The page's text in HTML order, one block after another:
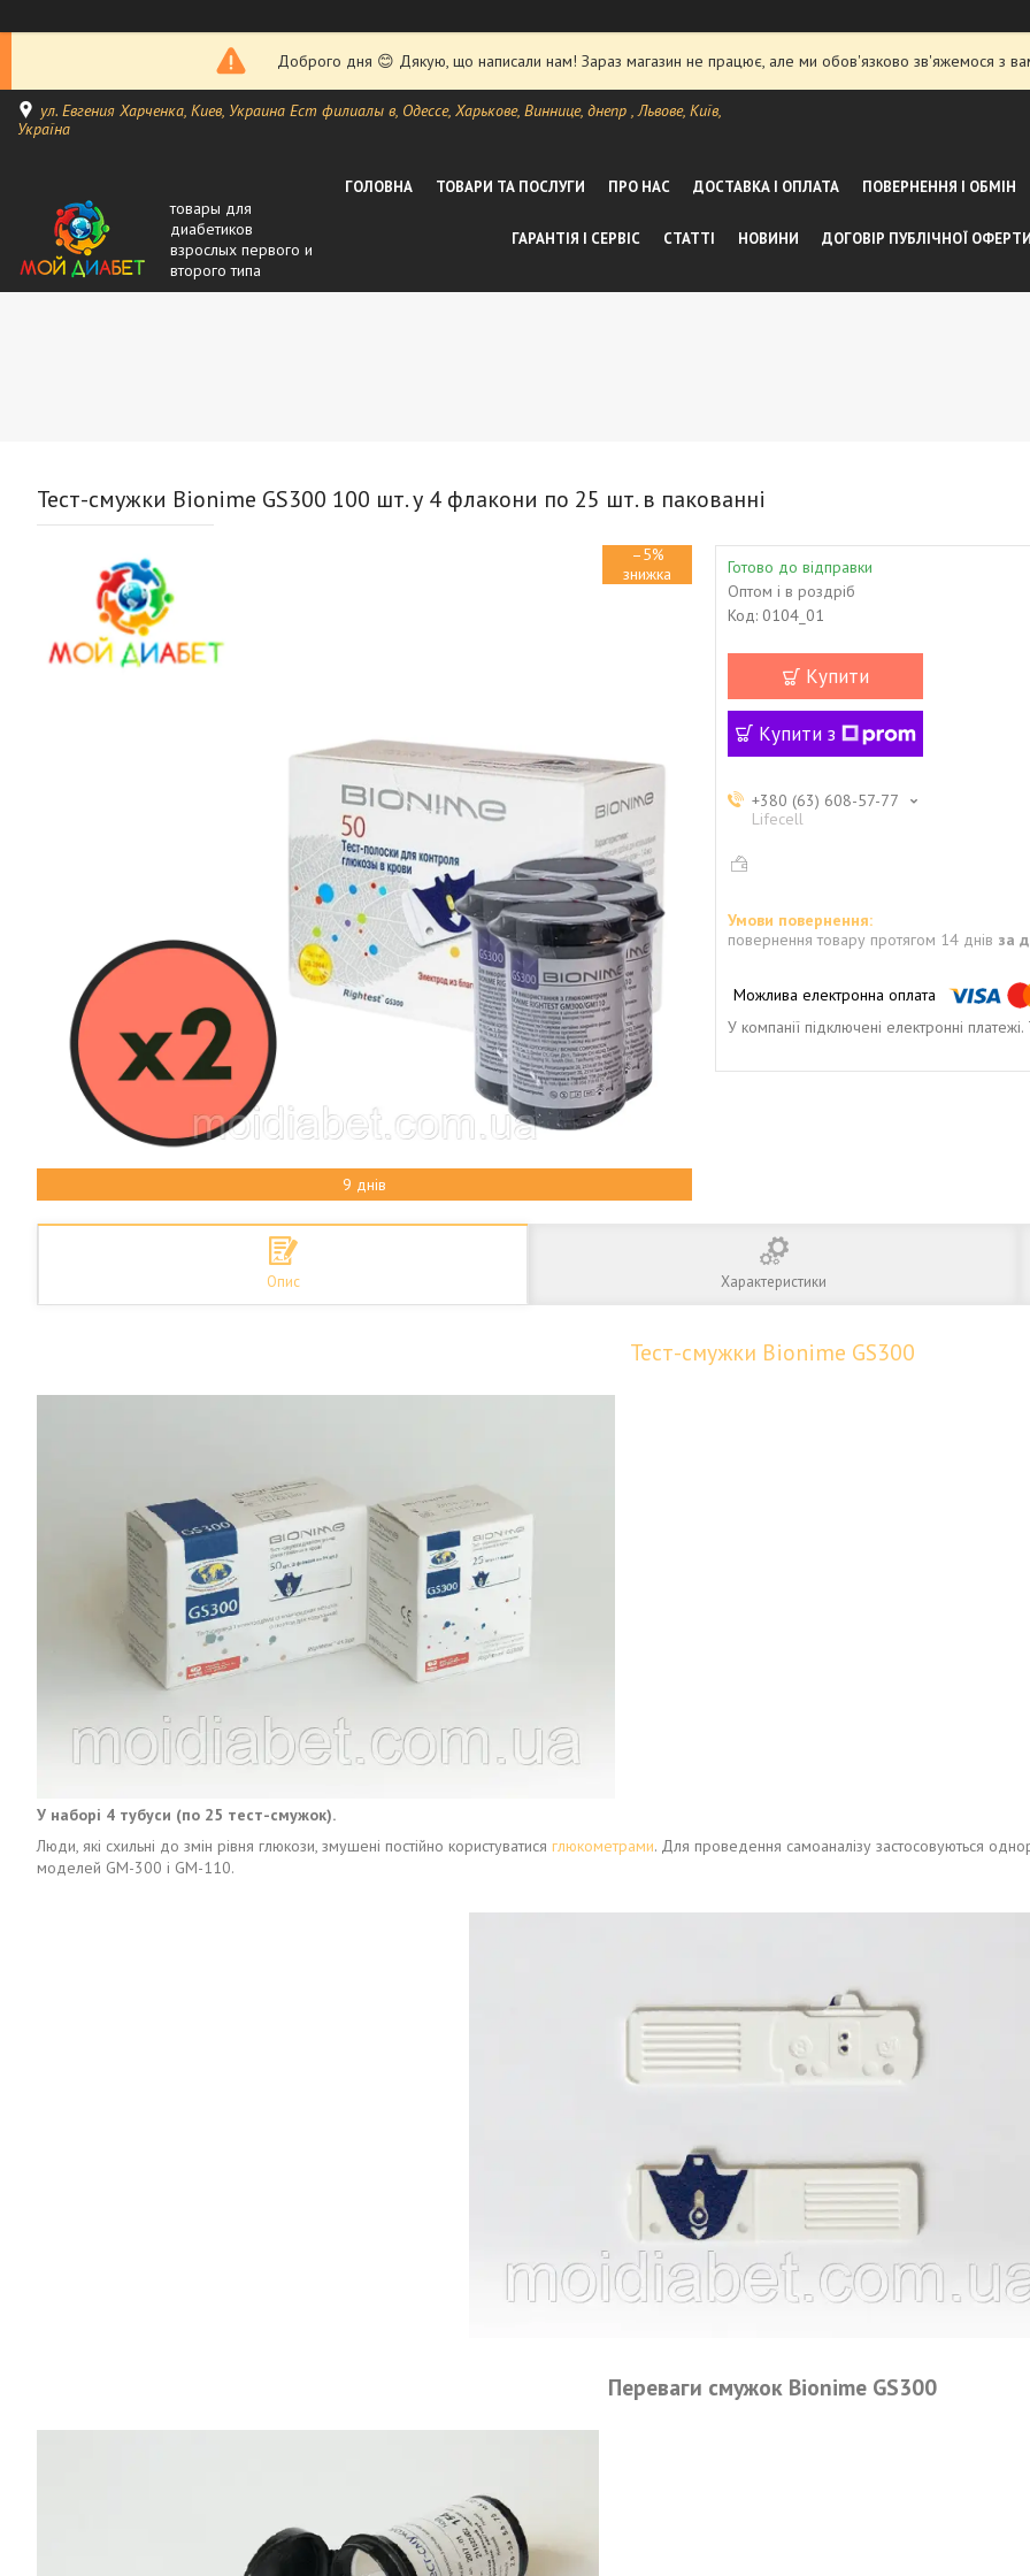
Доброго дня 😊 Дякую, що написали нам! Зараз магазин не працює, але ми обов'язково зв'яжемося з
ул. Евгения Харченка, Киев, Украина Ест филиалы в, Одессе, Харькове, Виннице, днепр , Львове, Київ,
Україна
товары для
диабетиков
взрослых первого и
второго типа
ГОЛОВНА ТОВАРИ ТА ПОСЛУГИ ПРО НАС ДОСТАВКА І ОПЛАТА ПОВЕРНЕННЯ І ОБМІН
ГАРАНТІЯ І СЕРВІС СТАТТІ НОВИНИ ДОГОВІР ПУБЛІЧНОЇ
Тест-смужки Bionime GS300 100 шт. у 4 флакони по 25 шт. в пакованні
–5%
9 днів
Готово до відправки
Оптом і в роздріб
Код: 0104_01
Купити
Купити з
+380 (63) 608-57-77
Lifecell
повернення товару протягом 14 днів за
У компанії підключені електронні
Опис Характеристики
Тест-смужки Bionime GS300
У наборі 4 тубуси (по 25 тест-смужок).
Люди, які схильні до змін рівня глюкози, змушені постійно користуватися глюкометрами. Для проведення самоаналізу застосовуються
моделей GM-300 і GM-110.
Переваги смужок Bionime GS300